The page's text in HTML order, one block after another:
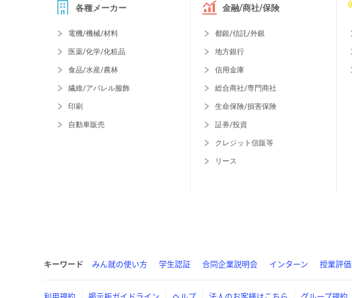
各種メーカー
電機/機械/材料
医薬/化学/化粧品
食品/水産/農林
繊維/アパレル服飾
印刷
自動車販売
金融/商社/保険
都銀/信託/外銀
地方銀行
信用金庫
総合商社/専門商社
生命保険/損害保険
証券/投資
クレジット信販等
リース
キーワード みん就の使い方 学生認証 合同企業説明会 インターン 授業評価